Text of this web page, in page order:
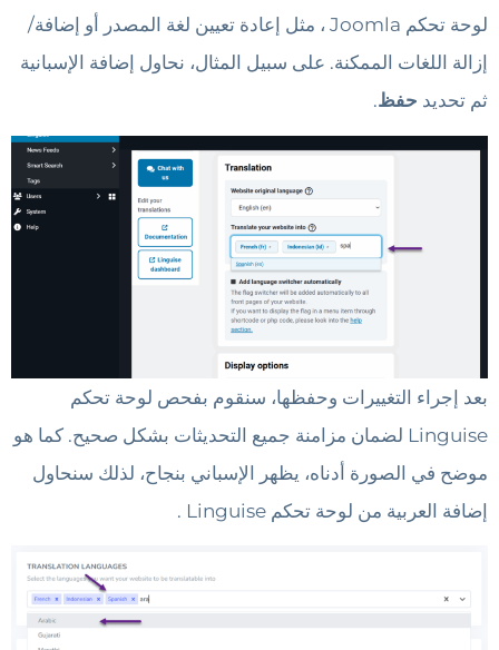
لوحة تحكم Joomla ، مثل إعادة تعيين لغة المصدر أو إضافة/
إزالة اللغات الممكنة. على سبيل المثال، نحاول إضافة الإسبانية
ثم تحديد حفظ.
بعد إجراء التغييرات وحفظها، سنقوم بفحص لوحة تحكم
Linguise لضمان مزامنة جميع التحديثات بشكل صحيح. كما هو
موضح في الصورة أدناه، يظهر الإسباني بنجاح، لذلك سنحاول
إضافة العربية من لوحة تحكم Linguise .